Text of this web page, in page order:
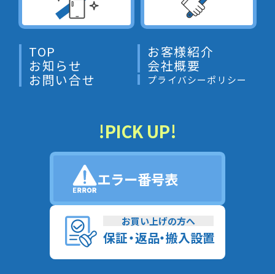
TOP お客様紹介
お知らせ 会社概要
お問い合せ プライバシーポリシー
!PICK UP!
エラー番号表
お買い上げの方へ
保証・返品・搬入設置